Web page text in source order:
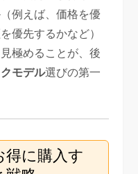
例えば、価格を優
優先するかなど）
極めることが、後
モデル選びの第一
得に購入す